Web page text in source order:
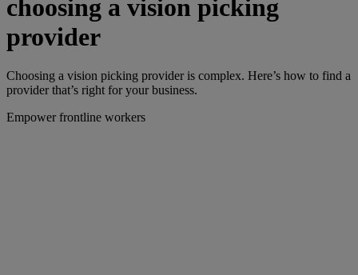
choosing a vision picking
provider
Choosing a vision picking provider is complex. Here’s how to find a
provider that’s right for your business.
Empower frontline workers